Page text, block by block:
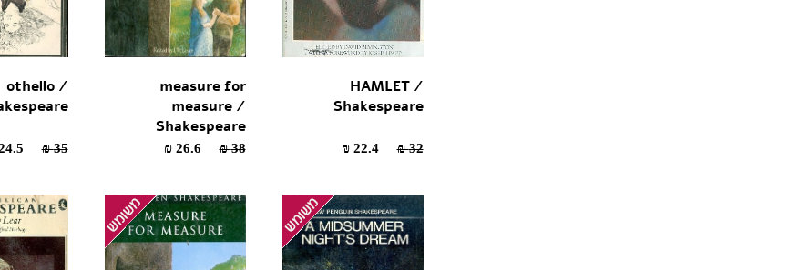
HAMLET /
Shakespeare
32 ₪
22.4 ₪
measure for
measure /
Shakespeare
38 ₪
26.6 ₪
othello /
35 ₪
24.5 ₪